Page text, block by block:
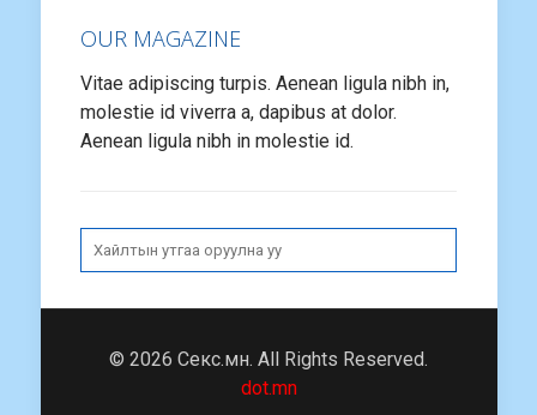
OUR MAGAZINE
Vitae adipiscing turpis. Aenean ligula nibh in,
molestie id viverra a, dapibus at dolor.
Aenean ligula nibh in molestie id.
© 2026 Секс.мн. All Rights Reserved.
dot.mn